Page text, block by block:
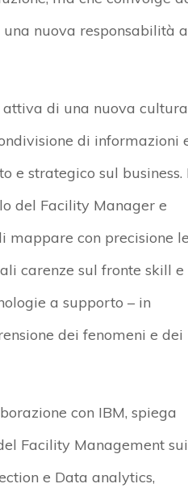
nuova responsabilità
di una nuova cultura
di informazioni
e strategico sul business.
del Facility Manager e
mappare con precisione le
carenze sul fronte skill e
a supporto – in
dei fenomeni e dei
con IBM, spiega
Facility Management sui
e Data analytics,